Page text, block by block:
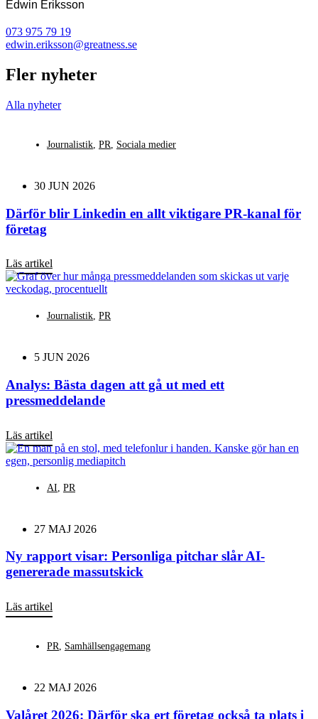
Edwin Eriksson
073 975 79 19
edwin.eriksson@greatness.se
Fler nyheter
Alla nyheter
Journalistik PR Sociala medier
30 JUN 2026
Därför blir Linkedin en allt viktigare PR-kanal för
företag
Läs artikel
Journalistik, PR
5 JUN 2026
Analys: Bästa dagen att gå ut med ett
pressmeddelande
Läs artikel
AI PR
27 MAJ 2026
Ny rapport visar: Personliga pitchar slår AI-
genererade massutskick
Läs artikel
PR, Samhällsengagemang
22 MAJ 2026
Valåret 2026: Därför ska ert företag också ta plats i